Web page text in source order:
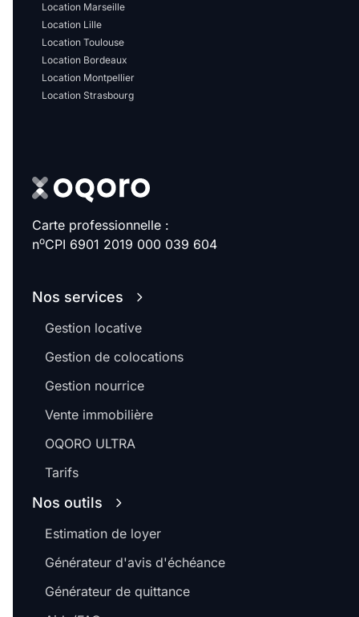
Location Marseille
Location Lille
Location Toulouse
Location Bordeaux
Location Montpellier
Location Strasbourg
Carte professionnelle :
noCPI 6901 2019 000 039 604
Nos services
Gestion locative
Gestion de colocations
Gestion nourrice
Vente immobilière
OQORO ULTRA
Tarifs
Nos outils
Estimation de loyer
Générateur d'avis d'échéance
Générateur de quittance